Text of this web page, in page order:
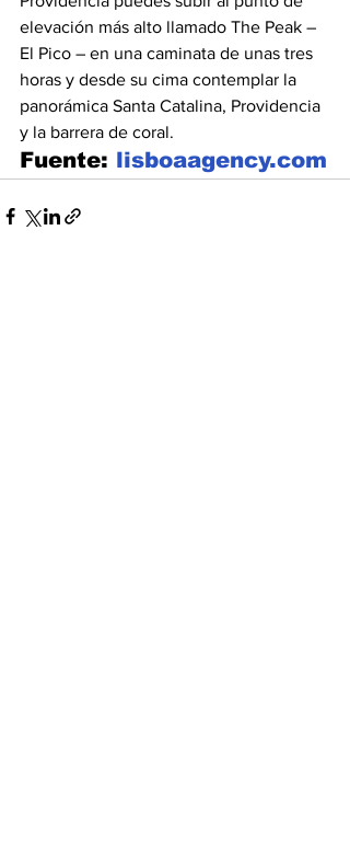
elevación más alto llamado The Peak –
El Pico – en una caminata de unas tres
horas y desde su cima contemplar la
panorámica Santa Catalina, Providencia
y la barrera de coral.
Fuente: lisboaagency.com